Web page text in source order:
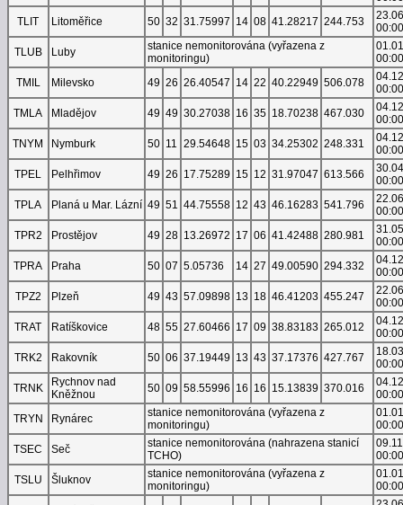
TLIT
Litoměřice 50 32 31.75997 14 08 41.28217 244.753
00:00
TLUB
Luby
stanice nemonitorována (vyřazena z
monitoringu)
00:00
TMIL
Milevsko 49 26 26.40547 14 22 40.22949 506.078
00:00
TMLA
Mladějov 49 49 30.27038 16 35 18.70238 467.030
00:00
TNYM
Nymburk 50 11 29.54648 15 03 34.25302 248.331
00:00
TPEL
Pelhřimov 49 26 17.75289 15 12 31.97047 613.566
00:00
TPLA
Planá u Mar. Lázní 49 51 44.75558 12 43 46.16283 541.796
00:00
TPR2
Prostějov 49 28 13.26972 17 06 41.42488 280.981
00:00
TPRA
Praha 50 07 5.05736 14 27 49.00590 294.332
00:00
TPZ2
Plzeň 49 43 57.09898 13 18 46.41203 455.247
00:00
TRAT
Ratíškovice 48 55 27.60466 17 09 38.83183 265.012
00:00
TRK2
Rakovník 50 06 37.19449 13 43 37.17376 427.767
00:00
TRNK
Rychnov nad
Kněžnou
50 09 58.55996 16 16 15.13839 370.016
00:00
TRYN
Rynárec
stanice nemonitorována (vyřazena z
monitoringu)
00:00
TSEC
Seč
stanice nemonitorována (nahrazena stanicí
TCHO)
00:00
TSLU
Šluknov
stanice nemonitorována (vyřazena z
monitoringu)
00:00